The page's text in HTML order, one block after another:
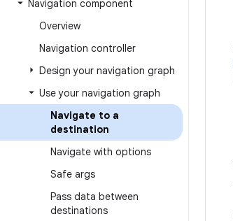
Navigation component
Overview
Navigation controller
Design your navigation graph
Use your navigation graph
Navigate to a
destination
Navigate with options
Safe args
Pass data between
destinations